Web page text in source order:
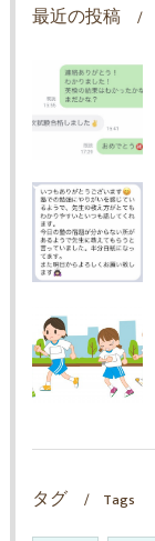
最近の投稿
タグ Tags